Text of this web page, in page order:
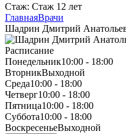
Стаж: Стаж 12 лет
ГлавнаяВрачи
Шадрин Дмитрий
Расписание
Понедельник10:00 - 18:00
ВторникВыходной
Среда10:00 - 18:00
Четверг10:00 - 18:00
Пятница10:00 - 18:00
Суббота10:00 - 18:00
ВоскресеньеВыходной